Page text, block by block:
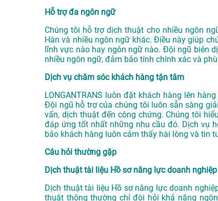
Hỗ trợ đa ngôn ngữ
Chúng tôi hỗ trợ dịch thuật cho nhiều ngôn
Hàn và nhiều ngôn ngữ khác. Điều này giúp
lĩnh vực nào hay ngôn ngữ nào. Đội ngũ biên
nhiều ngôn ngữ, đảm bảo tính chính xác và
Dịch vụ chăm sóc khách hàng tận tâm
LONGANTRANS luôn đặt khách hàng lên
Đội ngũ hỗ trợ của chúng tôi luôn sẵn sàng
vấn, dịch thuật đến công chứng. Chúng tôi
đáp ứng tốt nhất những nhu cầu đó. Dịch vụ
bảo khách hàng luôn cảm thấy hài lòng và tin
Câu hỏi thường gặp
Dịch thuật tài liệu Hồ sơ năng lực doanh
Dịch thuật tài liệu Hồ sơ năng lực doanh
thuật thông thường chỉ đòi hỏi khả năng